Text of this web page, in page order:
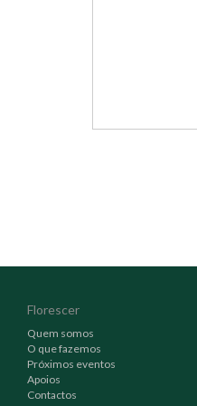
Florescer
Quem somos
O que fazemos
Próximos eventos
Apoios
Contactos